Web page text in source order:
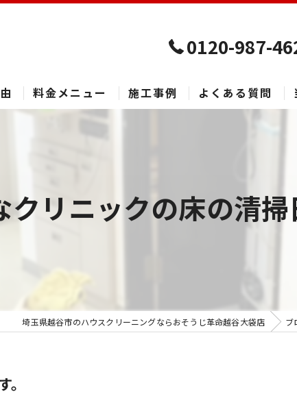
0120-987-
料金メニュー 施工事例 よくある質問
リニックの床の清掃
埼玉県越谷市のハウスクリーニングならおそうじ革命越谷大袋店 ブ